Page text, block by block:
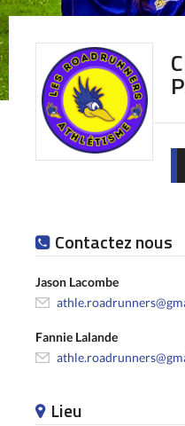
Contactez nous
Jason Lacombe
Fannie Lalande
Lieu